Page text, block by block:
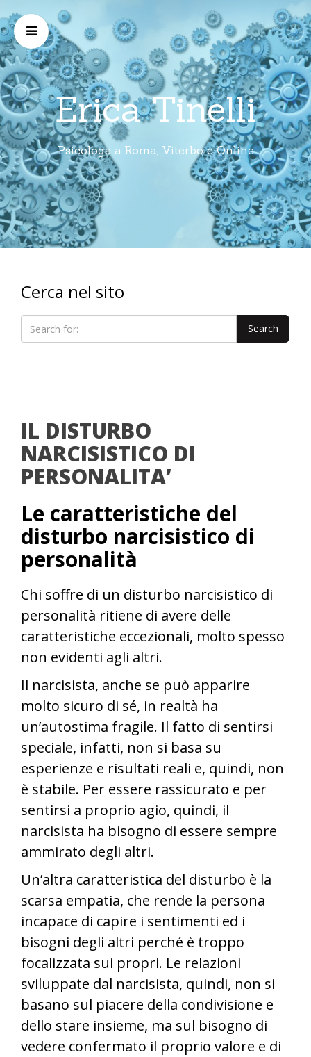
Erica Tinelli
Psicologa a Roma, Viterbo e Online
Cerca nel sito
IL DISTURBO
NARCISISTICO DI
PERSONALITA’
Le caratteristiche del
disturbo narcisistico di
personalità
Chi soffre di un disturbo narcisistico di
personalità ritiene di avere delle
caratteristiche eccezionali, molto spesso
non evidenti agli altri.
Il narcisista, anche se può apparire
molto sicuro di sé, in realtà ha
un’autostima fragile. Il fatto di sentirsi
speciale, infatti, non si basa su
esperienze e risultati reali e, quindi, non
è stabile. Per essere rassicurato e per
sentirsi a proprio agio, quindi, il
narcisista ha bisogno di essere sempre
ammirato degli altri.
Un’altra caratteristica del disturbo è la
scarsa empatia, che rende la persona
incapace di capire i sentimenti ed i
bisogni degli altri perché è troppo
focalizzata sui propri. Le relazioni
sviluppate dal narcisista, quindi, non si
basano sul piacere della condivisione e
dello stare insieme, ma sul bisogno di
vedere confermato il proprio valore e di